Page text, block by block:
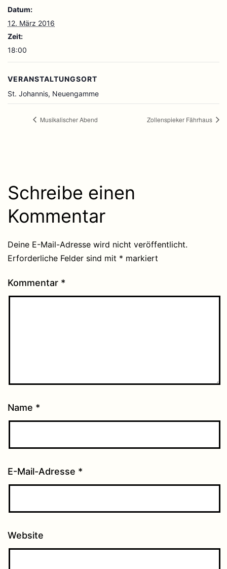
Datum:
12. März 2016
Zeit:
18:00
VERANSTALTUNGSORT
St. Johannis, Neuengamme
Musikalischer Abend Zollenspieker Fährhaus
Schreibe einen
Kommentar
Deine E-Mail-Adresse wird nicht veröffentlicht.
Erforderliche Felder sind mit * markiert
Kommentar *
Name *
E-Mail-Adresse *
Website